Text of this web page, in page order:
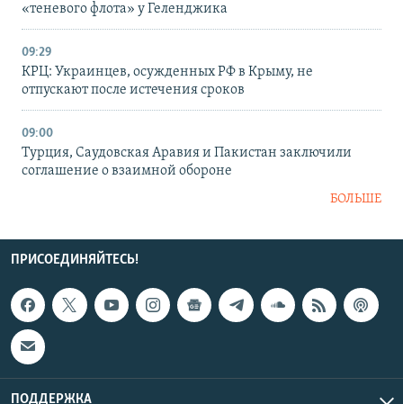
«теневого флота» у Геленджика
09:29
КРЦ: Украинцев, осужденных РФ в Крыму, не
отпускают после истечения сроков
09:00
Турция, Саудовская Аравия и Пакистан заключили
соглашение о взаимной обороне
БОЛЬШЕ
ПРИСОЕДИНЯЙТЕСЬ!
ПОДДЕРЖКА